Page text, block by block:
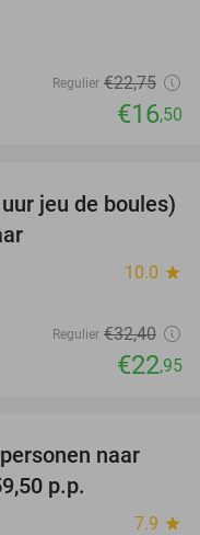
Regulier €22,75
€16,50
29%
jeu de boules)
10.0 star
Regulier €32,40
€22,95
50%
naar
p.p.
7.9 star